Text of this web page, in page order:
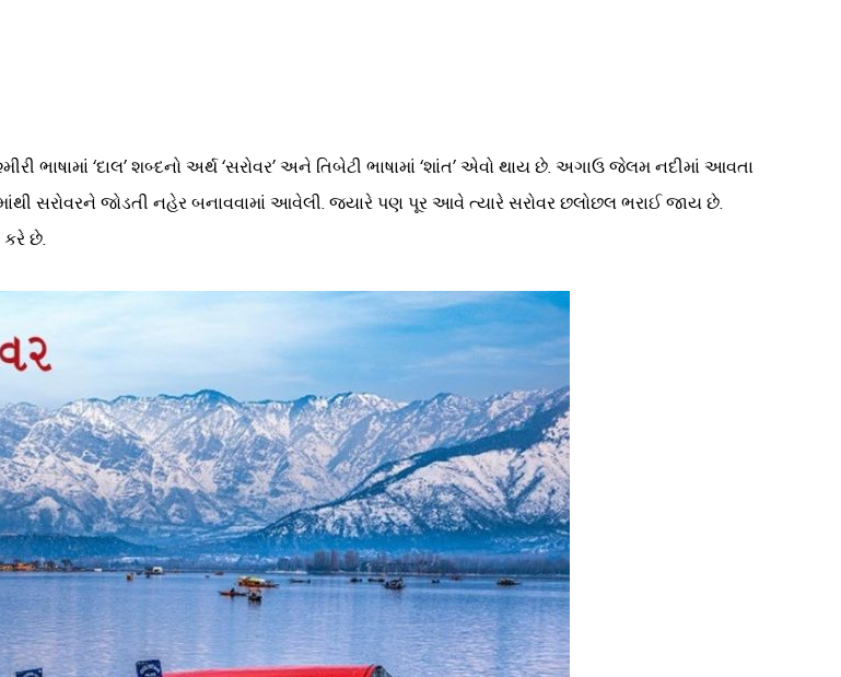
ભાષામાં ‘દાલ’ શબ્દનો અર્થ ‘સરોવર’ અને તિબેટી ભાષામાં ‘શાંત’ એવો થાય છે. અગાઉ જેલમ નદીમાં આવતા
સરોવરને જોડતી નહેર બનાવવામાં આવેલી. જ્યારે પણ પૂર આવે ત્યારે સરોવર છલોછલ ભરાઈ જાય છે.
છે.